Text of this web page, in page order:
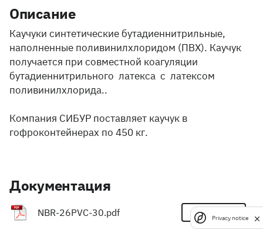
Описание
Каучуки синтетические бутадиеннитрильные,
наполненные поливинилхлоридом (ПВХ). Каучук
получается при совместной коагуляции
бутадиеннитрильного латекса с латексом
поливинилхлорида..
Компания СИБУР поставляет каучук в
гофроконтейнерах по 450 кг.
Документация
NBR-26PVC-30.pdf Скачать
Privacy notice